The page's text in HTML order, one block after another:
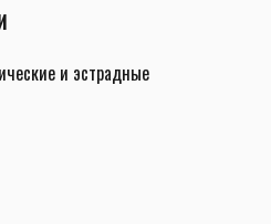
и эстрадные